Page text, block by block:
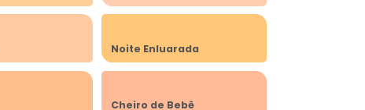
Noite Enluarada
Cheiro de Bebê